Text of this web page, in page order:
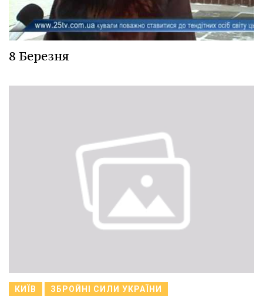
8 Березня
КИЇВ ЗБРОЙНІ СИЛИ УКРАЇНИ